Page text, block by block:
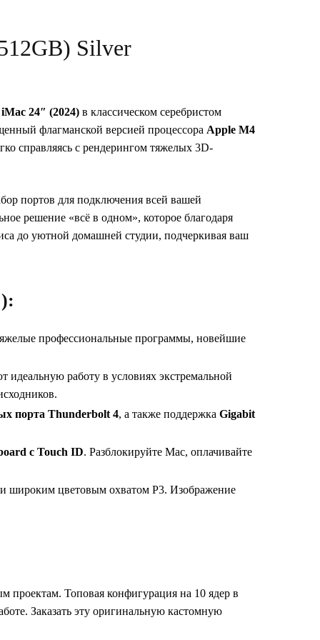
Silver
24″ (2024) в классическом серебристом
флагманской версией процессора Apple M4
справляясь с рендерингом тяжелых 3D-
портов для подключения всей вашей
решение «всё в одном», которое благодаря
до уютной домашней студии, подчеркивая ваш
профессиональные программы, новейшие
работу в условиях экстремальной
порта Thunderbolt 4, а также поддержкаGigabit
с Touch ID. Разблокируйте Mac, оплачивайте
широким цветовым охватом P3. Изображение
проектам. Топовая конфигурация на 10 ядер в
Заказать эту оригинальную кастомную